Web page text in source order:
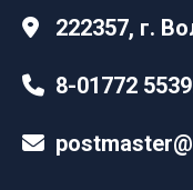
222357, г.
8-01772